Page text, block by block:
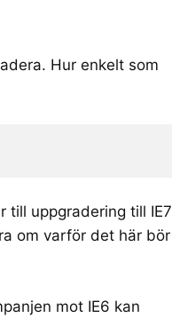
Hur enkelt som
till uppgradering till IE7
om varför det här bör
mot IE6 kan